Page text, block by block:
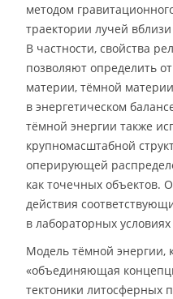
методом
траектории лучей
В частности, свойства
позволяют определить
материи, тёмной
в энергетическом
тёмной энергии также
крупномасштабной
оперирующей
как точечных объектов.
действия
в лабораторных
Модель тёмной энергии,
«объединяющая
тектоники литосферных